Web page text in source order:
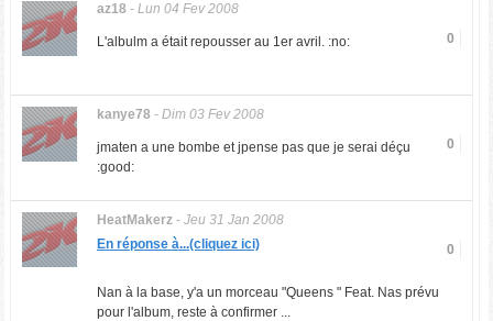
az18 - Lun 04 Fev 2008
0
L'albulm a était repousser au 1er avril. :no:
kanye78 - Dim 03 Fev 2008
0
jmaten a une bombe et jpense pas que je serai déçu
:good:
HeatMakerz- Jeu 31 Jan 2008
0
En réponse à...(cliquez ici)
Nan à la base, y'a un morceau "Queens " Feat. Nas prévu
pour l'album, reste à confirmer ...